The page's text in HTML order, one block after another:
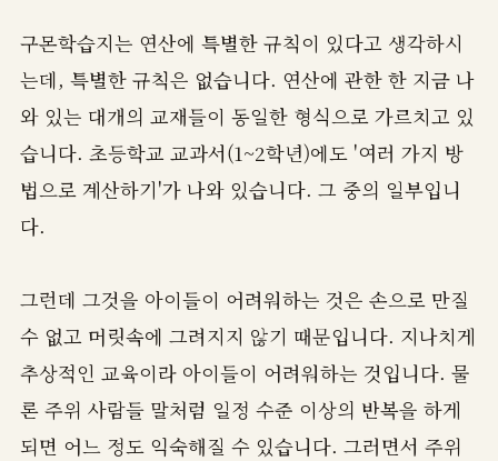
구몬학습지는 연산에 특별한 규칙이 있다고 생각하시
는데, 특별한 규칙은 없습니다. 연산에 관한 한 지금 나
와 있는 대개의 교재들이 동일한 형식으로 가르치고 있
습니다. 초등학교 교과서(1~2학년)에도 '여러 가지 방
법으로 계산하기'가 나와 있습니다. 그 중의 일부입니
다.
그런데 그것을 아이들이 어려워하는 것은 손으로 만질
수 없고 머릿속에 그려지지 않기 때문입니다. 지나치게
추상적인 교육이라 아이들이 어려워하는 것입니다. 물
론 주위 사람들 말처럼 일정 수준 이상의 반복을 하게
되면 어느 정도 익숙해질 수 있습니다. 그러면서 주위